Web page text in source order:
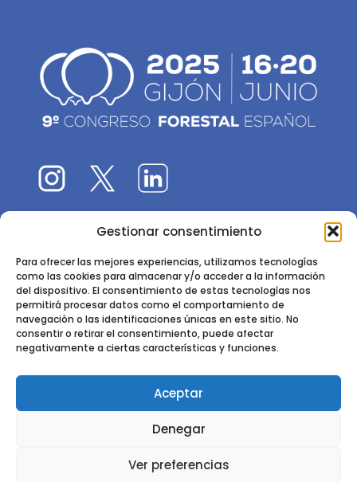
Gestionar consentimiento
Para ofrecer las mejores experiencias, utilizamos tecnologías
como las cookies para almacenar y/o acceder a la información
del dispositivo. El consentimiento de estas tecnologías nos
permitirá procesar datos como el comportamiento de
navegación o las identificaciones únicas en este sitio. No
consentir o retirar el consentimiento, puede afectar
negativamente a ciertas características y funciones.
Aceptar
Denegar
Ver preferencias
El 9CFE es una actividad promovida por laSociedad
Instituto de Ciencias Forestales, INIA-CSIC
Ctra. de la Coruña km 7,5 - 28040 Madrid
DERECHOS RESERVADOS. DISEÑO Y DESARROLLO DEL SITIO WEB,